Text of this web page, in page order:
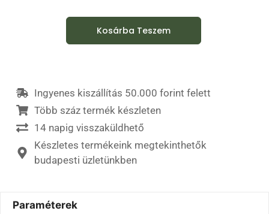
Kosárba Teszem
Ingyenes kiszállítás 50.000 forint felett
Több száz termék készleten
14 napig visszaküldhető
Készletes termékeink megtekinthetők
budapesti üzletünkben
Paraméterek